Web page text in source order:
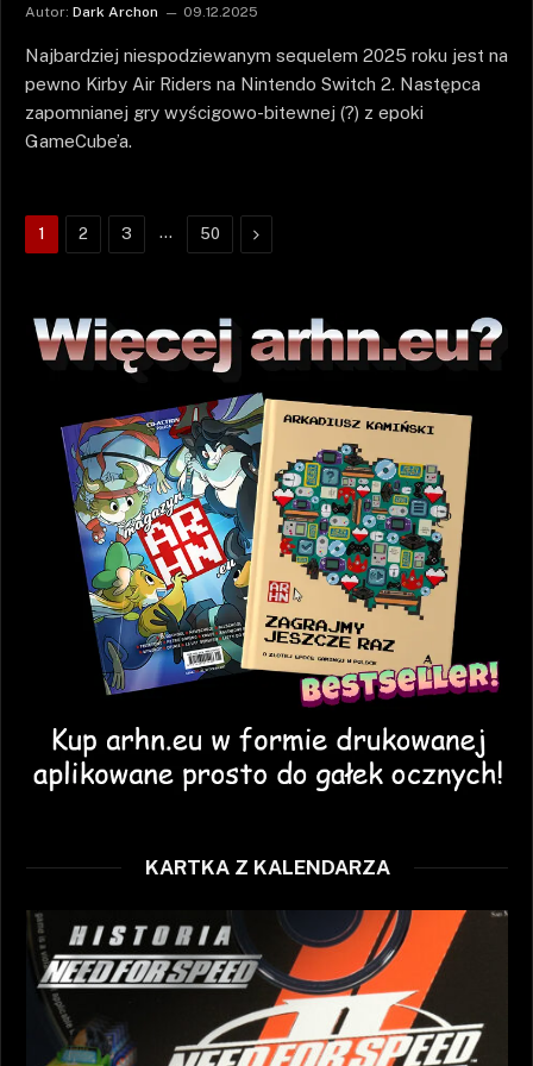
Autor: Dark Archon 09.12.2025
Najbardziej niespodziewanym sequelem 2025 roku jest na
pewno Kirby Air Riders na Nintendo Switch 2. Następca
zapomnianej gry wyścigowo-bitewnej (?) z epoki
GameCube’a.
1 2 3 … 50 Następne
KARTKA Z KALENDARZA